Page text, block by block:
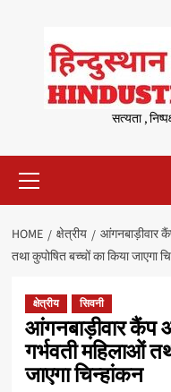
content
सत्यता ,
Menu
HOME क्षेत्रीय
आंगनबाड़ीवार
तथा कुपोषित बच्चों का किया जाएगा
क्षेत्रीय सिवनी
आंगनबाड़ीवार कैंप
गर्भवती महिलाओं
जाएगा चिन्हांकन